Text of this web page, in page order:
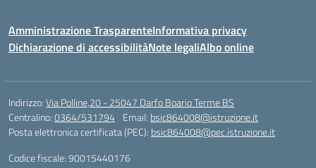
Amministrazione TrasparenteInformativa privacy
Dichiarazione di accessibilitàNote legaliAlbo online
Indirizzo:Via Polline,20 - 25047 Darfo Boario Terme BS
Centralino:0364/531794 Email: bsic864008@istruzione.it
Posta elettronica certificata (PEC): bsic864008@pec.istruzione.it
Codice fiscale: 90015440176